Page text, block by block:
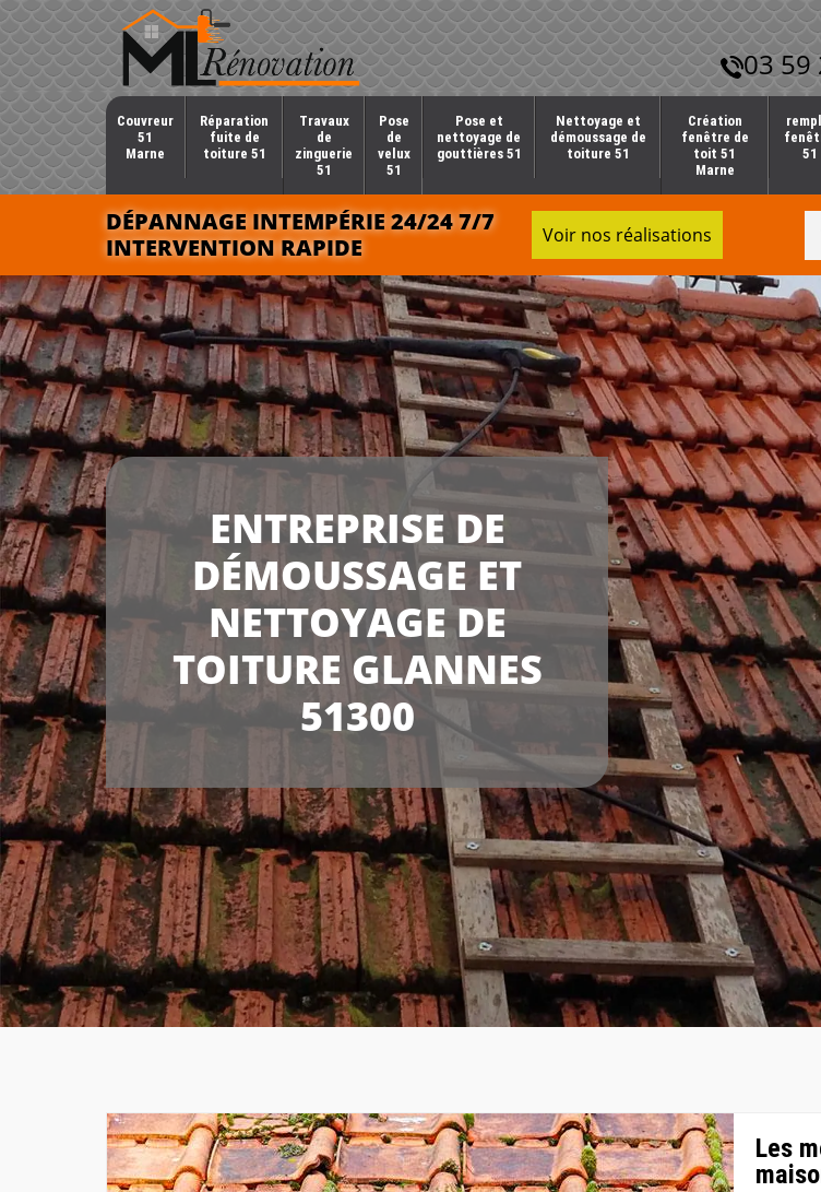
03 59
Couvreur
51
Marne
Réparation
fuite de
toiture 51
Travaux
de
zinguerie
51
Pose
de
velux
51
Pose et
nettoyage de
gouttières 51
Nettoyage et
démoussage de
toiture 51
Création
fenêtre de
toit 51
Marne
51
DÉPANNAGE INTEMPÉRIE 24/24 7/7
INTERVENTION RAPIDE
Voir nos réalisations
ENTREPRISE DE
DÉMOUSSAGE ET
NETTOYAGE DE
TOITURE GLANNES
51300
Les